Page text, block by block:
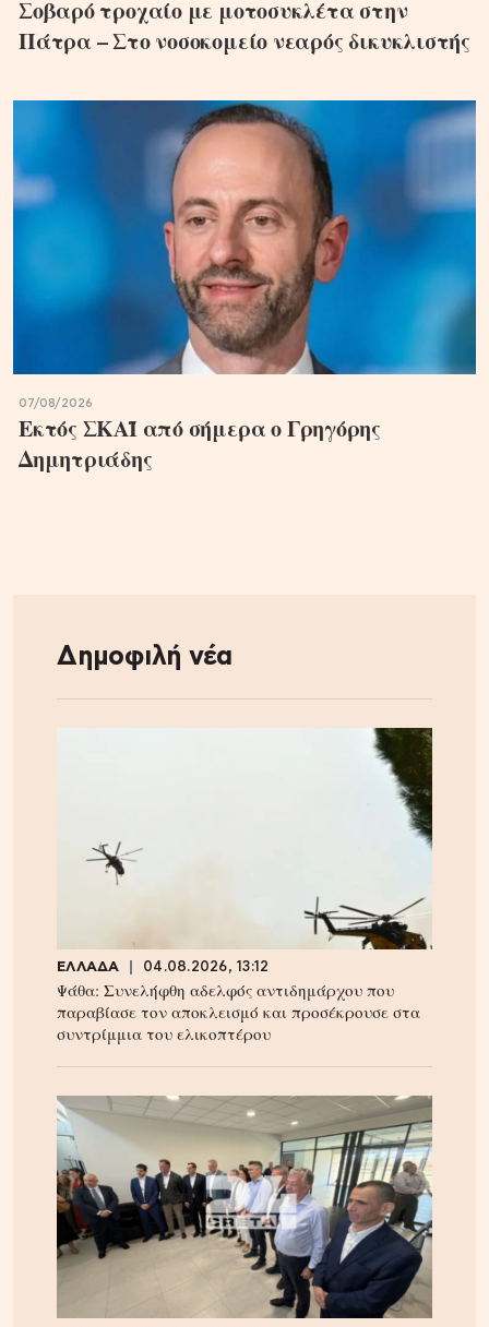
Σοβαρό τροχαίο με μοτοσυκλέτα στην
Πάτρα – Στο νοσοκομείο νεαρός δικυκλιστής
07/08/2026
Εκτός ΣΚΑΪ από σήμερα ο Γρηγόρης
Δημητριάδης
Δημοφιλή νέα
ΕΛΛΑΔΑ 04.08.2026, 13:12
Ψάθα: Συνελήφθη αδελφός αντιδημάρχου που
παραβίασε τον αποκλεισμό και προσέκρουσε στα
συντρίμμια του ελικοπτέρου